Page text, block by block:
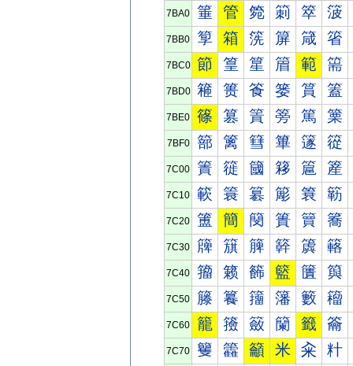
7BA0 箠 管 箢 箣 箤 箥
7BB0 箰 箱 箲 箳 箴 箵
7BC0 節 篁 篂 篃 範 篅
7BD0 篐 篑 篒 篓 篔 篕
7BE0 篠 篡 篢 篣 篤 篥
7BF0 篰 篱 篲 篳 篴 篵
7C00 簀 簁 簂 簃 簄 簅
7C10 簐 簑 簒 簓 簔 簕
7C20 簠 簡 簢 簣 簤 簥
7C30 簰 簱 簲 簳 簴 簵
7C40 籀 籁 籂 籃 籄 籅
7C50 籐 籑 籒 籓 籔 籕
7C60 籠 籡 籢 籣 籤 籥
7C70 籰 籱 籲 米 籴 籵